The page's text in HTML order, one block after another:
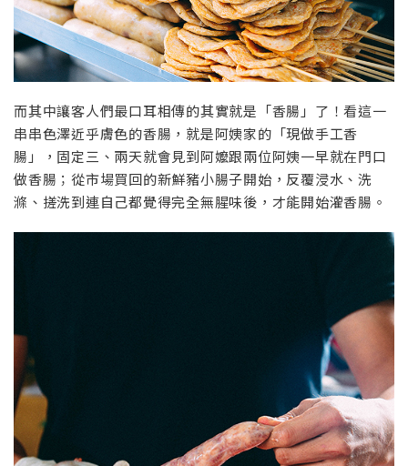
而其中讓客人們最口耳相傳的其實就是「香腸」了！看這一
串串色澤近乎膚色的香腸，就是阿姨家的「現做手工香
腸」，固定三、兩天就會見到阿嬤跟兩位阿姨一早就在門口
做香腸；從市場買回的新鮮豬小腸子開始，反覆浸水、洗
滌、搓洗到連自己都覺得完全無腥味後，才能開始灌香腸。